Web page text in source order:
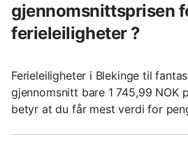
gjennomsnittsprisen
ferieleiligheter ?
Ferieleiligheter i Blekinge til
gjennomsnitt bare 1 745,99 NOK
betyr at du får mest verdi for